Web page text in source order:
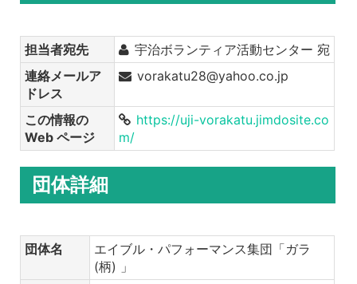
担当者宛先
宇治ボランティア活動センター 宛
連絡メールア
ドレス
vorakatu28@yahoo.co.jp
この情報の
Web ページ
https://uji-vorakatu.jimdosite.co
m/
団体詳細
団体名
エイブル・パフォーマンス集団「ガラ
(柄) 」